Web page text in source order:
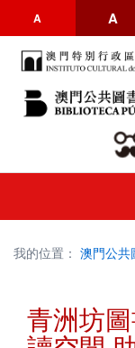
A A
我的位置： 澳門公共
青洲坊